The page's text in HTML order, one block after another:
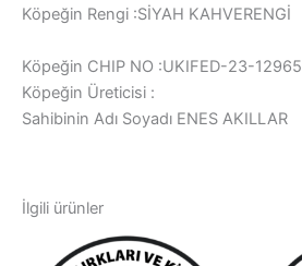
Köpeğin Rengi :SİYAH KAHVERENGİ
Köpeğin CHIP NO :UKIFED-23-12965
Köpeğin Üreticisi :
Sahibinin Adı Soyadı ENES AKILLAR
İlgili ürünler